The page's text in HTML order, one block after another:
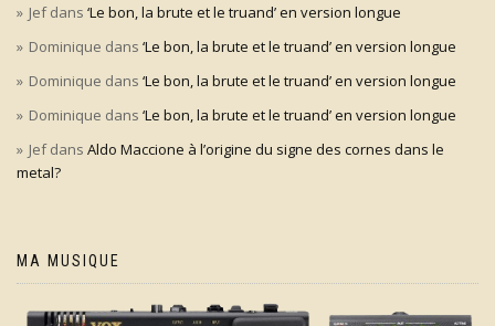
Jefdans ‘Le bon, la brute et le truand’ en version longue
Dominique dans ‘Le bon, la brute et le truand’ en version longue
Dominique dans ‘Le bon, la brute et le truand’ en version longue
Dominique dans ‘Le bon, la brute et le truand’ en version longue
Jefdans Aldo Maccione à l’origine du signe des cornes dans le
metal?
MA MUSIQUE